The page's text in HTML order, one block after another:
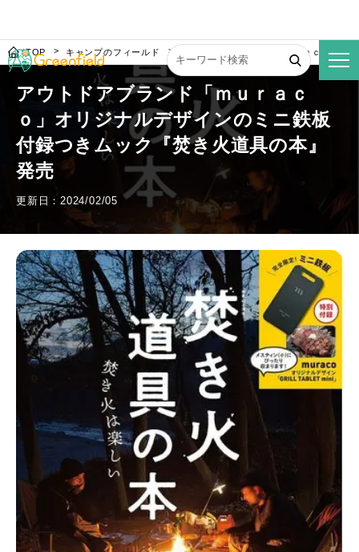
TOP キャンプのフィールド アウトドアブランド「ｍｕｒａｃｏ」オ
アウトドアブランド「ｍｕｒａｃ
ｏ」オリジナルデザインのミニ鉄板
付録つきムック『焚き火道具の本』
発売
更新日：2024/02/05